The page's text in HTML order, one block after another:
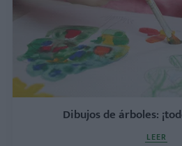
Dibujos de árboles:
LEER